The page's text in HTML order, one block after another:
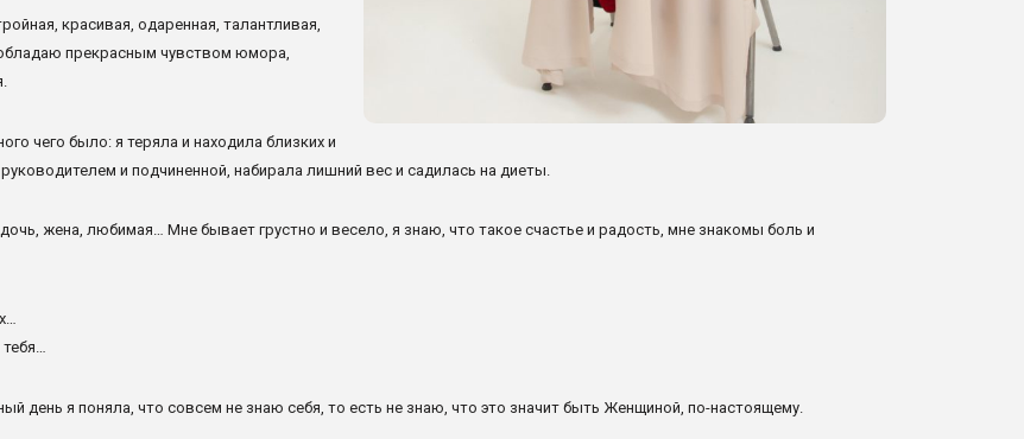
красивая, одаренная, талантливая,
прекрасным чувством юмора,
чего было: я теряла и находила близких и
и подчиненной, набирала лишний вес и садилась на диеты.
жена, любимая… Мне бывает грустно и весело, я знаю, что такое счастье и радость, мне знакомы боль и
день я поняла, что совсем не знаю себя, то есть не знаю, что это значит быть Женщиной, по-настоящему.